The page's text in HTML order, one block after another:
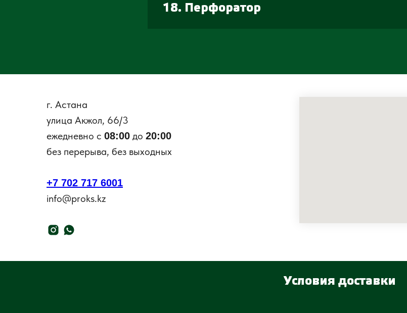
18. Перфоратор
г. Астана
улица Акжол, 66/3
ежедневно с 08:00 до 20:00
без перерыва, без выходных
+7 702 717 6001
info@proks.kz
Условия доставки